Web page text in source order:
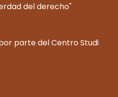
del derecho"
parte del Centro Studi